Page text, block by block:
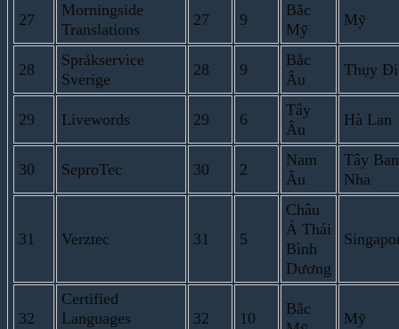
27
Morningside
Translations
27 9
Bắc
Mỹ
Mỹ
28
Språkservice
Sverige
28 9
Bắc
Âu
Thụy
29 Livewords 29 6
Tây
Âu
Hà Lan
30 SeproTec 30 2
Nam
Âu
Tây Ban
Nha
31 Verztec 31 5
Châu
Á Thái
Bình
Dương
32
Certified
Languages
32 10
Bắc
Mỹ